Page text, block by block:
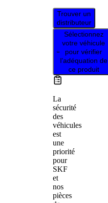
Trouver un
distributeur
Sélectionnez
votre véhicule
pour vérifier
l’adéquation de
ce produit
La
sécurité
des
véhicules
est
une
priorité
pour
SKF
et
nos
pièces